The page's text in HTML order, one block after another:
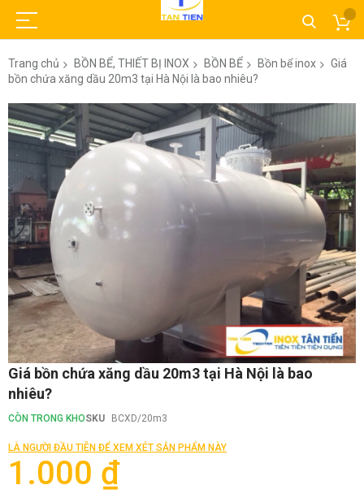
Trang chủ BỒN BỂ, THIẾT BỊ INOX BỒN BỂ Bồn bể inox
Giá
bồn chứa xăng dầu 20m3 tại Hà Nội là bao nhiêu?
Chuyển
đến
phần
của
thư
viện
hình
ảnh
Chuyển
phần
đầu
của
thư
viện
hình
Giá bồn chứa xăng dầu 20m3 tại Hà Nội là bao
nhiêu?
CÒN TRONG KHOSKU BCXD/20m3
LÀ NGƯỜI ĐẦU TIÊN ĐỂ XEM XÉT SẢN PHẨM NÀY
1.000 ₫